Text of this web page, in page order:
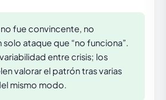
fue convincente, no
solo ataque que “no funciona”.
entre crisis; los
valorar el patrón tras varias
mismo modo.